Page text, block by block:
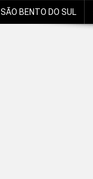
SÃO BENTO DO SUL